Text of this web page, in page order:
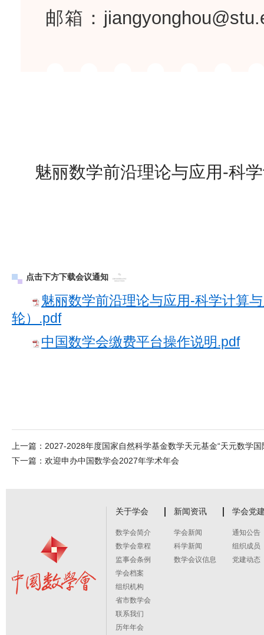
邮箱：
魅丽数学前沿理论与应用-科
点击下方下载会议通知
魅丽数学前沿理论与应用-科学计算
轮）.pdf
中国数学会缴费平台操作说明.pdf
上一篇： 2027-2028年度国家自然科学基金数学天元基金“天元数学
下一篇： 欢迎申办中国数学会2027年学术年会
关于学会
数学会简介
数学会章程
监事会条例
学会档案
组织机构
省市数学会
联系我们
历年年会
新闻资讯
学会新闻
科学新闻
数学会议信息
学会党
通知公告
组织成员
党建动态